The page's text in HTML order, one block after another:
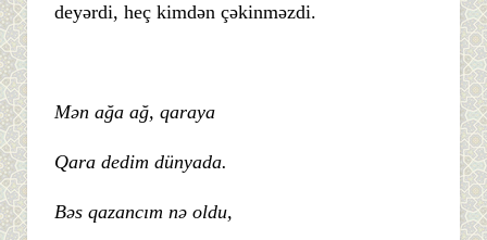
deyərdi, heç kimdən çəkinməzdi.
Mən ağa ağ, qaraya
Qara dedim dünyada.
Bəs qazancım nə oldu,